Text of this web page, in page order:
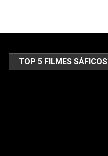
TOP 5 FILMES SÁFICOS